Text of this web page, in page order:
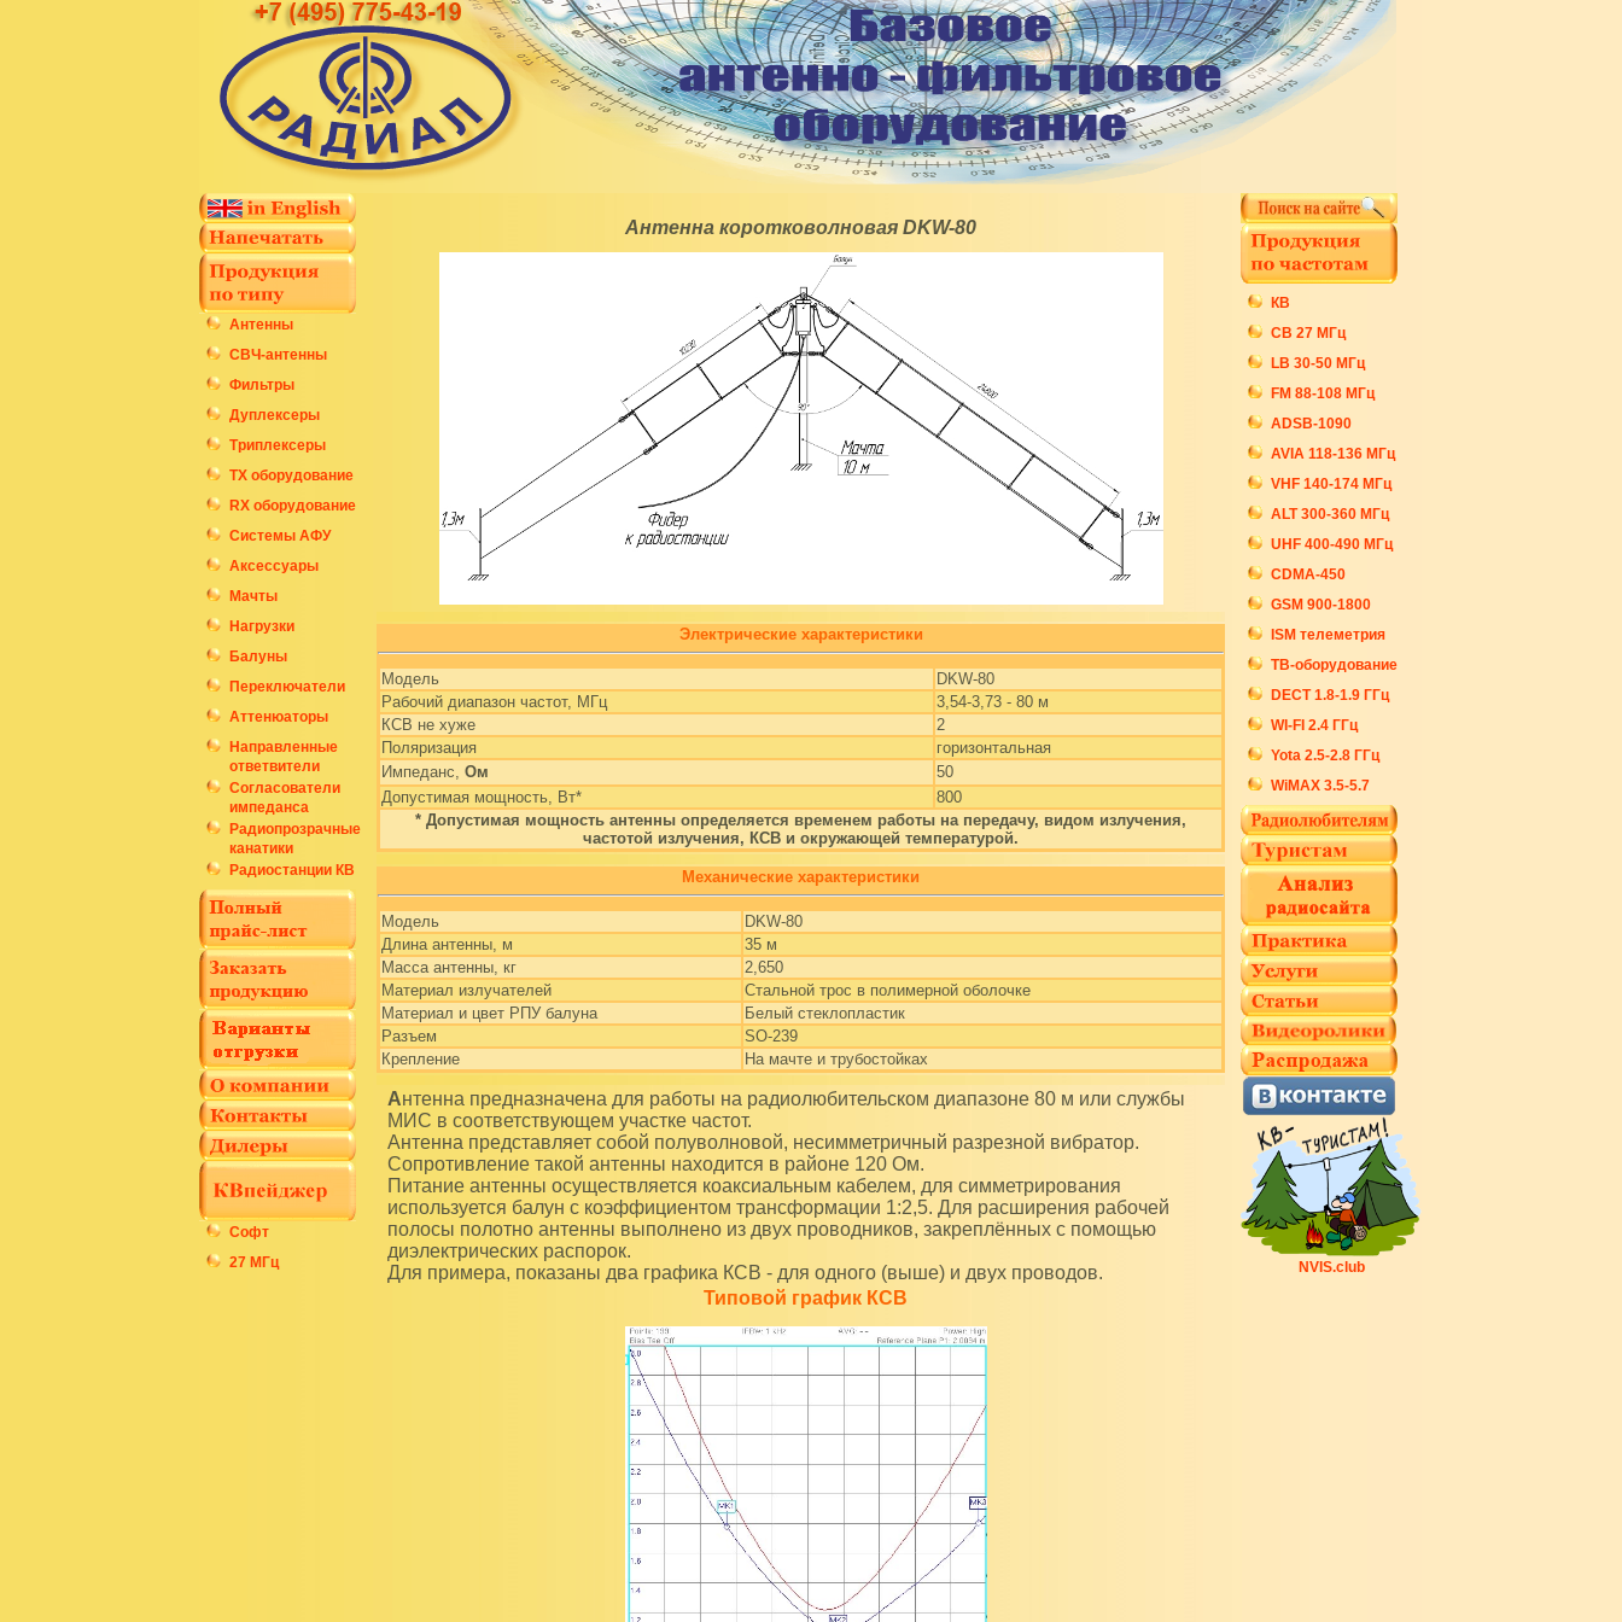
Антенны
СВЧ-антенны
Фильтры
Дуплексеры
Триплексеры
ТХ оборудование
RX оборудование
Системы АФУ
Аксессуары
Мачты
Нагрузки
Балуны
Переключатели
Аттенюаторы
Направленные
ответвители
Согласователи
импеданса
Радиопрозрачные
канатики
Радиостанции КВ
Софт
27 МГц
Антенна коротковолновая DKW-80
Электрические характеристики
Модель
DKW-80
Рабочий диапазон частот, МГц
3,54-3,73 - 80 м
КСВ не хуже
2
Поляризация
горизонтальная
Импеданс, Ом
50
Допустимая мощность, Вт*
800
* Допустимая мощность антенны определяется временем работы на передачу, видом излучения,
частотой излучения, КСВ и окружающей температурой.
Механические характеристики
Модель
DKW-80
Длина антенны, м
35 м
Масса антенны, кг
2,650
Материал излучателей
Стальной трос в полимерной оболочке
Материал и цвет РПУ балуна
Белый стеклопластик
Разъем
SO-239
Крепление
На мачте и трубостойках
Антенна предназначена для работы на радиолюбительском диапазоне 80 м или службы
МИС в соответствующем участке частот.
Антенна представляет собой полуволновой, несимметричный разрезной вибратор.
Сопротивление такой антенны находится в районе 120 Ом.
Питание антенны осуществляется коаксиальным кабелем, для симметрирования
используется балун с коэффициентом трансформации 1:2,5. Для расширения рабочей
полосы полотно антенны выполнено из двух проводников, закреплённых с помощью
диэлектрических распорок.
Для примера, показаны два графика КСВ - для одного (выше) и двух проводов.
Типовой график КСВ
КВ
СB 27 МГц
LB 30-50 МГц
FM 88-108 МГц
ADSB-1090
AVIA 118-136 МГц
VHF 140-174 МГц
ALT 300-360 МГц
UHF 400-490 МГц
CDMA-450
GSM 900-1800
ISM телеметрия
ТВ-оборудование
DECT 1.8-1.9 ГГц
WI-FI 2.4 ГГц
Yota 2.5-2.8 ГГц
WiMAX 3.5-5.7
NVIS.club